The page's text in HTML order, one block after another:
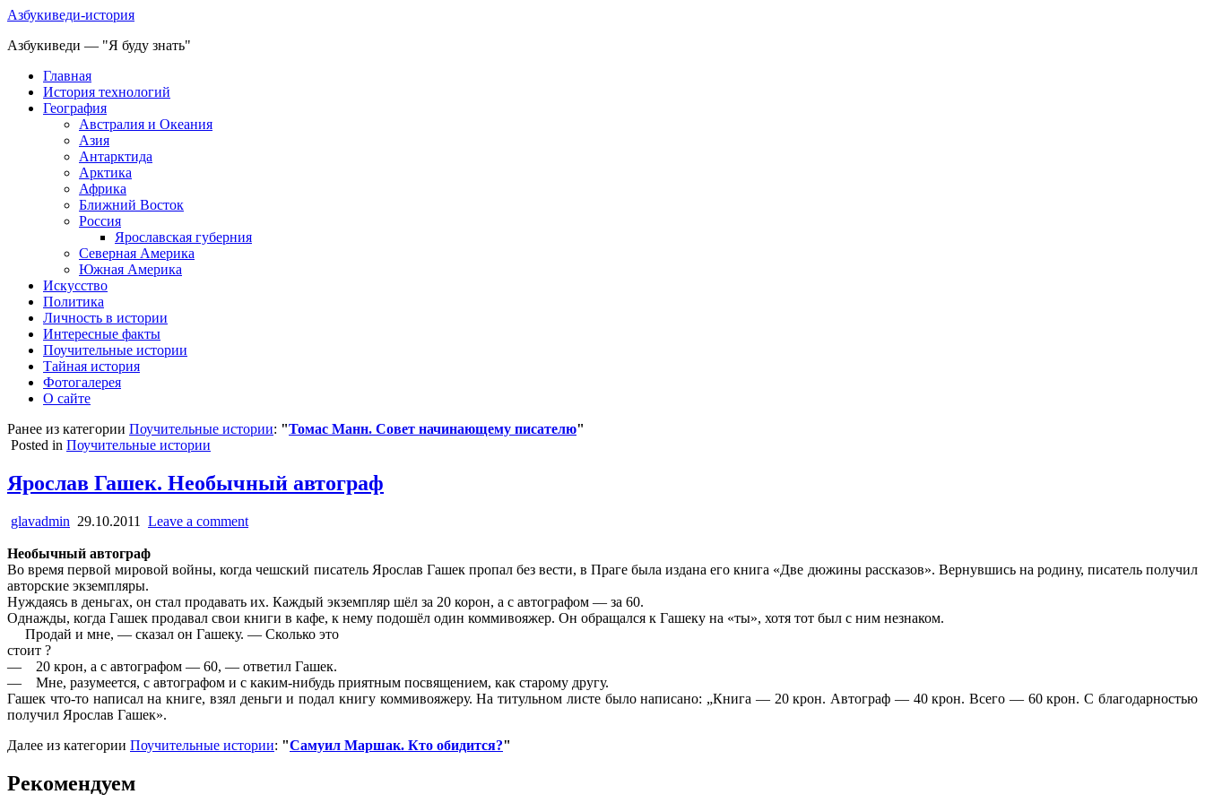
Азбукиведи-история
Азбукиведи — "Я буду знать"
Главная
История технологий
География
Австралия и Океания
Азия
Антарктида
Арктика
Африка
Ближний Восток
Россия
Ярославская губерния
Северная Америка
Южная Америка
Искусство
Политика
Личность в истории
Интересные факты
Поучительные истории
Тайная история
Фотогалерея
О сайте
Ранее из категории Поучительные истории: "Томас Манн. Совет начинающему писателю"
Posted in Поучительные истории
Ярослав Гашек. Необычный автограф
glavadmin 29.10.2011 Leave a comment
Необычный автограф
Во время первой мировой войны, когда чешский писатель Ярослав Гашек пропал без вести, в Праге была издана его книга «Две дюжины рассказов». Вернувшись на родину, писатель получил
авторские экземпляры.
Нуждаясь в деньгах, он стал продавать их. Каждый экземпляр шёл за 20 корон, а с автографом — за 60.
Однажды, когда Гашек продавал свои книги в кафе, к нему подошёл один коммивояжер. Он обращался к Гашеку на «ты», хотя тот был с ним незнаком.
Продай и мне, — сказал он Гашеку. — Сколько это
стоит ?
— 20 крон, а с автографом — 60, — ответил Гашек.
— Мне, разумеется, с автографом и с каким-нибудь приятным посвящением, как старому другу.
Гашек что-то написал на книге, взял деньги и подал книгу коммивояжеру. На титульном листе было написано: „Книга — 20 крон. Автограф — 40 крон. Всего — 60 крон. С благодарностью
получил Ярослав Гашек».
Далее из категории Поучительные истории: "Самуил Маршак. Кто обидится?"
Рекомендуем